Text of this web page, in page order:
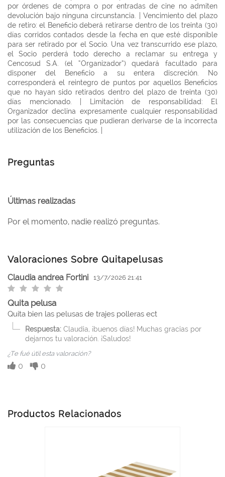
por órdenes de compra o por entradas de cine no admiten
devolución bajo ninguna circunstancia. | Vencimiento del plazo
de retiro: el Beneficio deberá retirarse dentro de los treinta (30)
días corridos contados desde la fecha en que esté disponible
para ser retirado por el Socio. Una vez transcurrido ese plazo,
el Socio perderá todo derecho a reclamar su entrega y
Cencosud S.A. (el “Organizador”) quedará facultado para
disponer del Beneficio a su entera discreción. No
corresponderá el reintegro de puntos por aquellos Beneficios
que no hayan sido retirados dentro del plazo de treinta (30)
días mencionado. | Limitación de responsabilidad: El
Organizador declina expresamente cualquier responsabilidad
por las consecuencias que pudieran derivarse de la incorrecta
utilización de los Beneficios. |
Preguntas
Últimas realizadas
Por el momento, nadie realizó preguntas.
Valoraciones Sobre Quitapelusas
Claudia andrea Fortini 13/7/2026 21:41
Quita pelusa
Quita bien las pelusas de trajes polleras ect
Respuesta: Claudia, ¡buenos días! Muchas gracias por
dejarnos tu valoración. ¡Saludos!
¿Te fué útil esta valoración?
0 0
Productos Relacionados